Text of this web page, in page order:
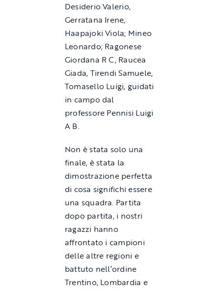
Desiderio Valerio,
Gerratana Irene,
Haapajoki Viola; Mineo
Leonardo; Ragonese
Giordana R C, Raucea
Giada, Tirendi Samuele,
Tomasello Luigi, guidati
in campo dal
professore Pennisi Luigi
A B.
Non è stata solo una
finale, è stata la
dimostrazione perfetta
di cosa significhi essere
una squadra. Partita
dopo partita, i nostri
ragazzi hanno
affrontato i campioni
delle altre regioni e
battuto nell’ordine
Trentino, Lombardia e